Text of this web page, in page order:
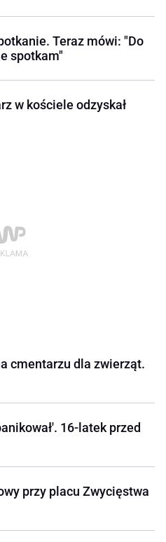
Teraz mówi: "Do
spotkam"
w kościele odzyskał
cmentarzu dla zwierząt.
16-latek przed
przy placu Zwycięstwa